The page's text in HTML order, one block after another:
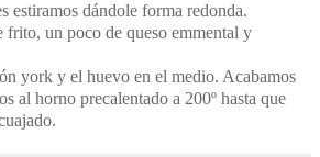
estiramos dándole forma redonda.
frito, un poco de queso emmental y
york y el huevo en el medio. Acabamos
al horno precalentado a 200º hasta que